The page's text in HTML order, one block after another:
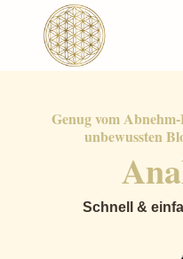
Genug vom
unbewussten
Schnell &